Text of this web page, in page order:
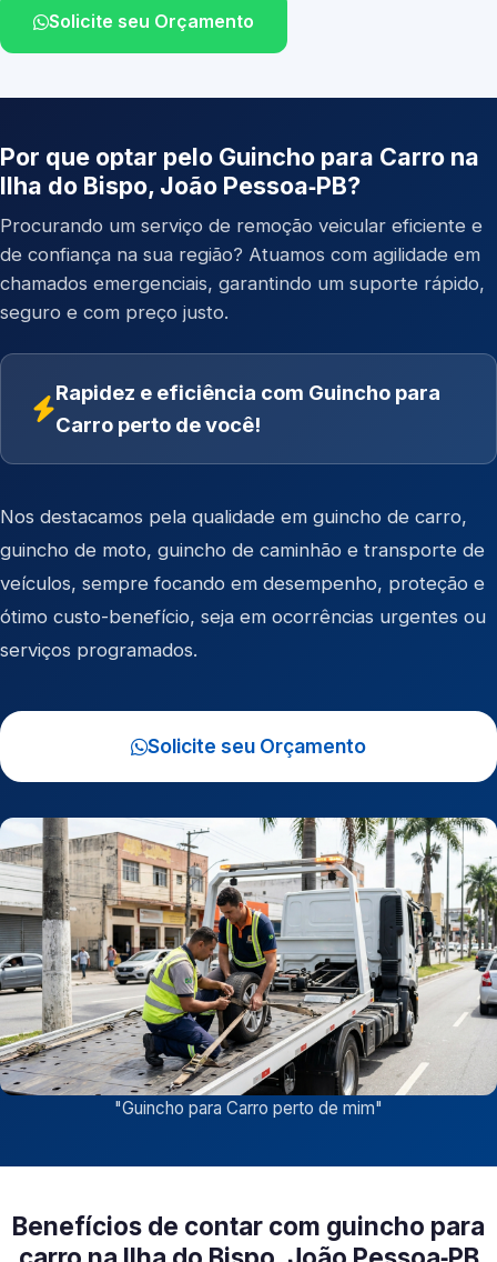
Solicite seu Orçamento
Por que optar pelo Guincho para Carro na
Ilha do Bispo, João Pessoa‑PB?
Procurando um serviço de remoção veicular eficiente e
de confiança na sua região? Atuamos com agilidade em
chamados emergenciais, garantindo um suporte rápido,
seguro e com preço justo.
Rapidez e eficiência com Guincho para
Carro perto de você!
Nos destacamos pela qualidade em guincho de carro,
guincho de moto, guincho de caminhão e transporte de
veículos, sempre focando em desempenho, proteção e
ótimo custo-benefício, seja em ocorrências urgentes ou
serviços programados.
Solicite seu Orçamento
"Guincho para Carro perto de mim"
Benefícios de contar com guincho para